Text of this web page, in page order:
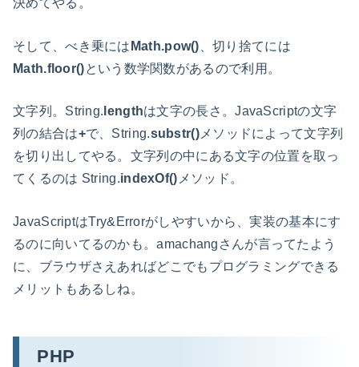
決めてやる。
そして、べき乗には Math.pow() 、切り捨てには
Math.floor()という数学関数があるので利用。
文字列。String. lengthは文字の長さ。JavaScriptの文字
列の結合は+で、String.substr()メソッドによって文字列
を切り出してやる。文字列の中にある文字の位置を取っ
てくるのは String.indexOf() メソッド。
JavaScriptはTry&Errorがしやすいから、実装の基本にす
るのに向いてるのかも。amachangさんが言ってたよう
に、ブラウザさえあればどこでもプログラミングできる
メリットもあるしね。
PHP